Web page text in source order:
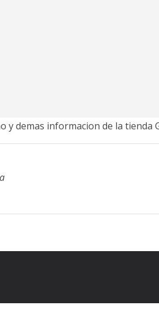
demas informacion de la tienda